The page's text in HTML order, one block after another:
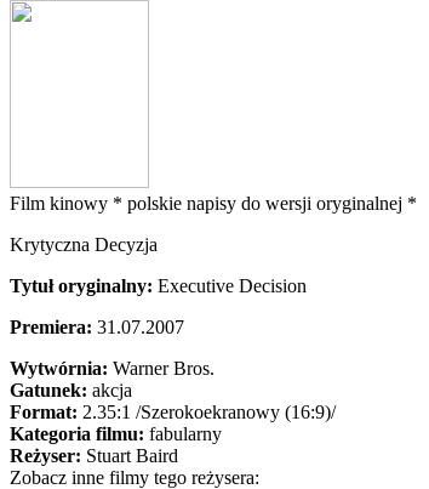
Film kinowy * polskie napisy do wersji oryginalnej *
Krytyczna Decyzja
Tytuł oryginalny: Executive Decision
Premiera: 31.07.2007
Wytwórnia: Warner Bros.
Gatunek: akcja
Format: 2.35:1 /Szerokoekranowy (16:9)/
Kategoria filmu: fabularny
Reżyser: Stuart Baird
Zobacz inne filmy tego reżysera: